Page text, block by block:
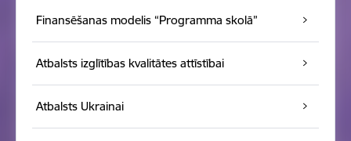
Finansēšanas modelis “Programma skolā”
Atbalsts izglītības kvalitātes attīstībai
Atbalsts Ukrainai